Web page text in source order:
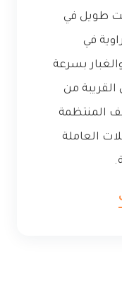
طويل في
في
بسرعة
من
المنتظمة
العاملة